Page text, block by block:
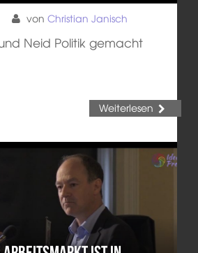
von Christian Janisch
Neid Politik gemacht
Weiterlesen